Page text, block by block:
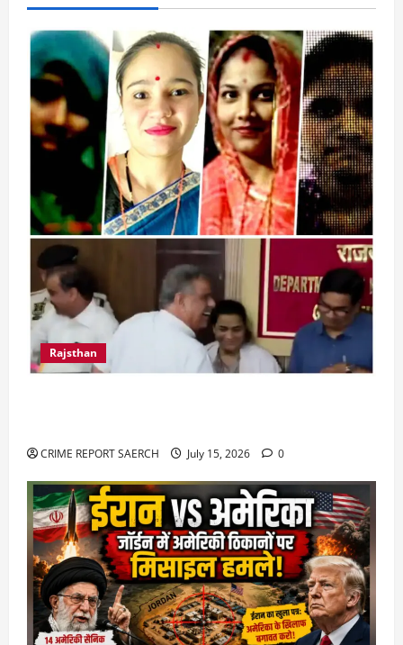
Rajsthan
CRIME REPORT SAERCH July 15, 2026 0